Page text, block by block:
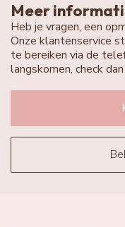
Meer
Heb je vragen, een
Onze klantenservice
te bereiken via de
langskomen, check